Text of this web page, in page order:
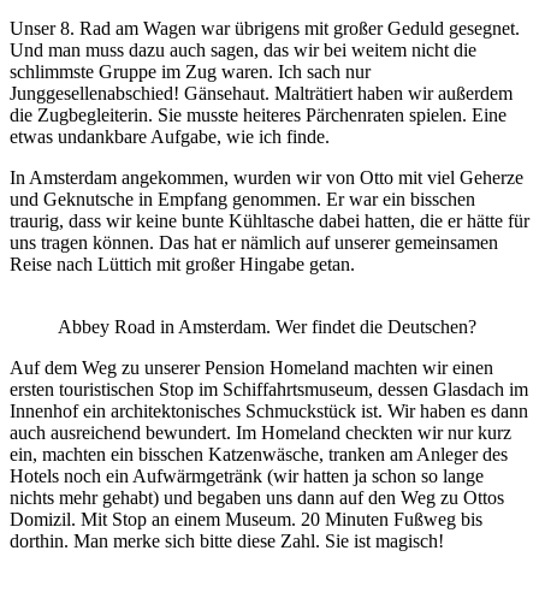
Unser 8. Rad am Wagen war übrigens mit großer Geduld gesegnet.
Und man muss dazu auch sagen, das wir bei weitem nicht die
schlimmste Gruppe im Zug waren. Ich sach nur
Junggesellenabschied! Gänsehaut. Malträtiert haben wir außerdem
die Zugbegleiterin. Sie musste heiteres Pärchenraten spielen. Eine
etwas undankbare Aufgabe, wie ich finde.
In Amsterdam angekommen, wurden wir von Otto mit viel Geherze
und Geknutsche in Empfang genommen. Er war ein bisschen
traurig, dass wir keine bunte Kühltasche dabei hatten, die er hätte für
uns tragen können. Das hat er nämlich auf unserer gemeinsamen
Reise nach Lüttich mit großer Hingabe getan.
Abbey Road in Amsterdam. Wer findet die Deutschen?
Auf dem Weg zu unserer Pension Homeland machten wir einen
ersten touristischen Stop im Schiffahrtsmuseum, dessen Glasdach im
Innenhof ein architektonisches Schmuckstück ist. Wir haben es dann
auch ausreichend bewundert. Im Homeland checkten wir nur kurz
ein, machten ein bisschen Katzenwäsche, tranken am Anleger des
Hotels noch ein Aufwärmgetränk (wir hatten ja schon so lange
nichts mehr gehabt) und begaben uns dann auf den Weg zu Ottos
Domizil. Mit Stop an einem Museum. 20 Minuten Fußweg bis
dorthin. Man merke sich bitte diese Zahl. Sie ist magisch!